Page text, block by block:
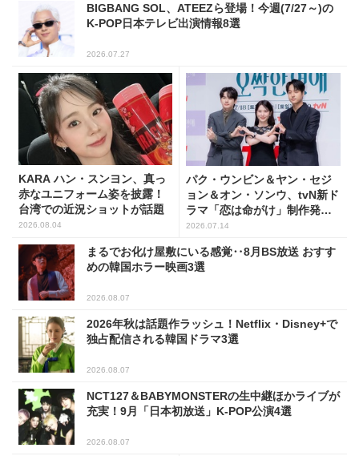
BIGBANG SOL、ATEEZら登場！今週(7/27～)の
K-POP日本テレビ出演情報8選
2026.07.27
KARA ハン・スンヨン、真っ
赤なユニフォーム姿を披露！
台湾での近況ショットが話題
2026.08.04
パク・ウンビン＆ヤン・セジ
ョン＆オン・ソンウ、tvN新ド
ラマ「恋は命がけ」制作発表
会に出席！(PHOTO18枚)
2026.07.14
まるでお化け屋敷にいる感覚‥8月BS放送 おすす
めの韓国ホラー映画3選
2026.08.07
2026年秋は話題作ラッシュ！Netflix・Disney+で
独占配信される韓国ドラマ3選
2026.08.07
NCT127＆BABYMONSTERの生中継ほかライブが
充実！9月「日本初放送」K-POP公演4選
2026.08.07